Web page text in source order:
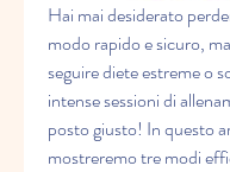
Hai mai desiderato
modo rapido e sicuro,
seguire diete estreme o
intense sessioni di
posto giusto! In questo
mostreremo tre modi